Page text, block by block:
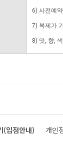
6) 사전예
7) 복제가
8) 맛, 향,
(입점안내) 개인